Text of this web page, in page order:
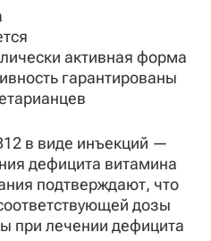
активная форма
гарантированы
в виде инъекций —
дефицита витамина
подтверждают, что
дозы
при лечении дефицита